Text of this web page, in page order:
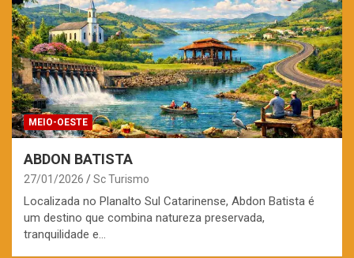
MEIO-OESTE
ABDON BATISTA
27/01/2026 Sc Turismo
Localizada no Planalto Sul Catarinense, Abdon Batista é
um destino que combina natureza preservada,
tranquilidade e…